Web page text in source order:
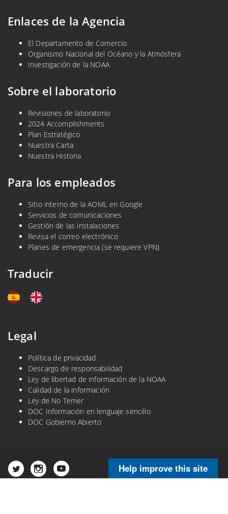
Enlaces de la Agencia
El Departamento de Comercio
Organismo Nacional del Océano y la Atmósfera
Investigación de la NOAA
Sobre el laboratorio
Revisiones de laboratorio
2024 Accomplishments
Plan Estratégico
Nuestra Carta
Nuestra Historia
Para los empleados
Sitio interno de la AOML en Google
Servicios de comunicaciones
Gestión de las instalaciones
Revisa el correo electrónico
Planes de emergencia (se requiere VPN)
Traducir
Legal
Política de privacidad
Descargo de responsabilidad
Ley de libertad de información de la NOAA
Calidad de la información
Ley de No Temer
DOC Información en lenguaje sencillo
DOC Gobierno Abierto
Help improve this site